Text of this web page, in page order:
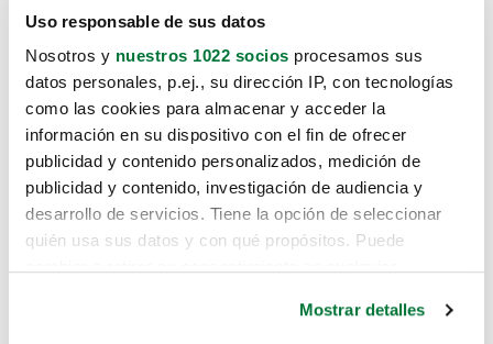
Uso responsable de sus datos
Nosotros y nuestros 1022 socios procesamos sus
datos personales, p.ej., su dirección IP, con tecnologías
como las cookies para almacenar y acceder la
información en su dispositivo con el fin de ofrecer
publicidad y contenido personalizados, medición de
publicidad y contenido, investigación de audiencia y
desarrollo de servicios. Tiene la opción de seleccionar
quién usa sus datos y con qué propósitos. Puede
Mostrar detalles
Lo sentimos, no sabemos como
te hemos traido hasta aquí.
Pero puedes encontrar el coche que estás
buscando en alguno de estos enlaces: